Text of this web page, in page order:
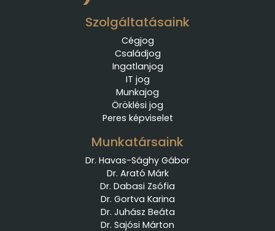
Szolgáltatásaink
Cégjog
Családjog
Ingatlanjog
IT jog
Munkajog
Öröklési jog
Peres képviselet
Munkatársaink
Dr. Havas-Sághy Gábor
Dr. Arató Márk
Dr. Dabasi Zsófia
Dr. Gortva Karina
Dr. Juhász Beáta
Dr. Sajósi Márton